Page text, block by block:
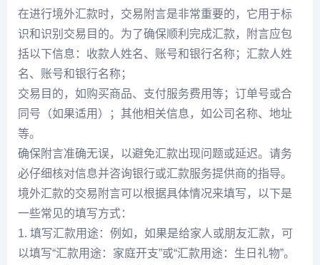
在进行境外汇款时，交易附言是非常重要的，它用于标
识和识别交易目的。为了确保顺利完成汇款，附言应包
括以下信息：收款人姓名、账号和银行名称；汇款人姓
名、账号和银行名称；
交易目的，如购买商品、支付服务费用等；订单号或合
同号（如果适用）；其他相关信息，如公司名称、地址
等。
确保附言准确无误，以避免汇款出现问题或延迟。请务
必仔细核对信息并咨询银行或汇款服务提供商的指导。
境外汇款的交易附言可以根据具体情况来填写，以下是
一些常见的填写方式：
1. 填写汇款用途：例如，如果是给家人或朋友汇款，可
以填写“汇款用途：家庭开支”或“汇款用途：生日礼物”。